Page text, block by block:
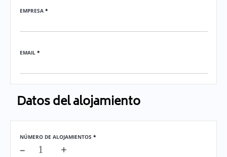
EMPRESA *
EMAIL *
Datos del alojamiento
NÚMERO DE ALOJAMIENTOS *
– +